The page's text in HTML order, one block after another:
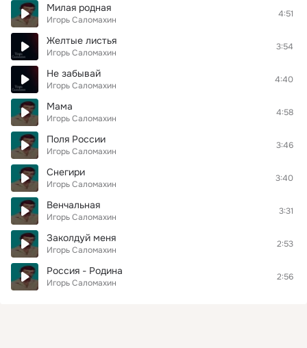
Милая родная
Игорь Саломахин
4:51
Желтые листья
Игорь Саломахин
3:54
Не забывай
Игорь Саломахин
4:40
Мама
Игорь Саломахин
4:58
Поля России
Игорь Саломахин
3:46
Снегири
Игорь Саломахин
3:40
Венчальная
Игорь Саломахин
3:31
Заколдуй меня
Игорь Саломахин
2:53
Россия - Родина
Игорь Саломахин
2:56